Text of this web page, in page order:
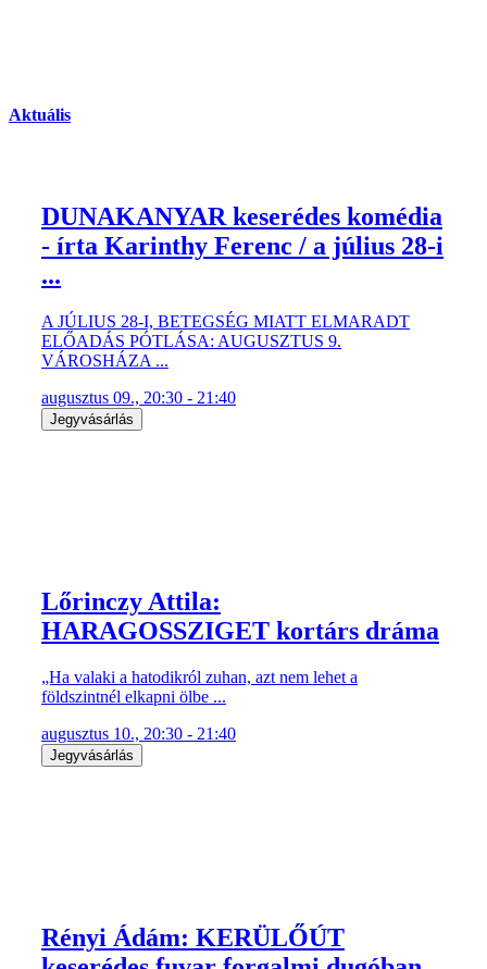
Aktuális
DUNAKANYAR keserédes komédia
- írta Karinthy Ferenc / a július 28-i
...
A JÚLIUS 28-I, BETEGSÉG MIATT ELMARADT
ELŐADÁS PÓTLÁSA: AUGUSZTUS 9.
VÁROSHÁZA ...
augusztus 09., 20:30 - 21:40
Jegyvásárlás
Lőrinczy Attila:
HARAGOSSZIGET kortárs dráma
„Ha valaki a hatodikról zuhan, azt nem lehet a
földszintnél elkapni ölbe ...
augusztus 10., 20:30 - 21:40
Jegyvásárlás
Rényi Ádám: KERÜLŐÚT